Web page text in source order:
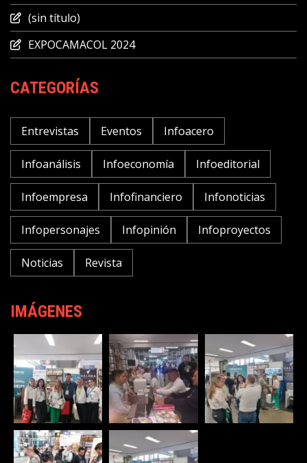
(sin título)
EXPOCAMACOL 2024
CATEGORÍAS
Entrevistas Eventos Infoacero
Infoanálisis Infoeconomía Infoeditorial
Infoempresa Infofinanciero Infonoticias
Infopersonajes Infopinión Infoproyectos
Noticias Revista
IMÁGENES